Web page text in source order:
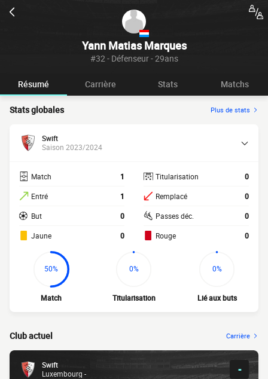
Yann Matias Marques
#32 - Défenseur - 29ans
Résumé Carrière Stats Matchs
Stats globales Plus de stats
Swift
Saison 2023/2024
Match 1
Entré 1
But 0
Jaune 0
Titularisation 0
Remplacé 0
Passes déc. 0
Rouge 0
50%
Match
0%
Titularisation
0%
Lié aux buts
Club actuel Carrière
Swift
Luxembourg -
-